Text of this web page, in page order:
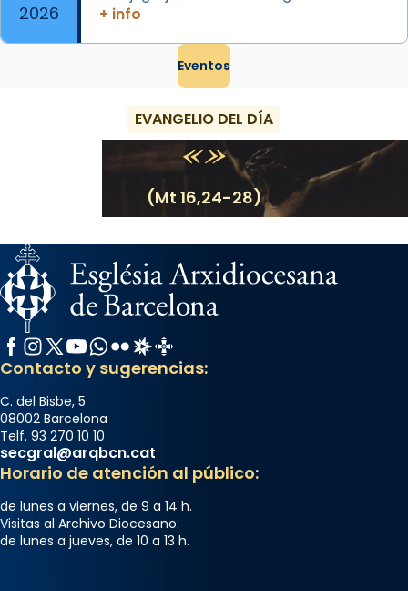
2026
+ info
Eventos
EVANGELIO DEL DÍA
(Mt 16,24-28)
Facebook
Instagram
X / Twitter
YouTube
WhatsApp
FlickrRadio Estel
Catalunya Cristiana
Contacto y sugerencias:
C. del Bisbe, 5
08002 Barcelona
Telf. 93 270 10 10
secgral@arqbcn.cat
Horario de atención al público:
de lunes a viernes, de 9 a 14 h.
Visitas al Archivo Diocesano:
de lunes a jueves, de 10 a 13 h.